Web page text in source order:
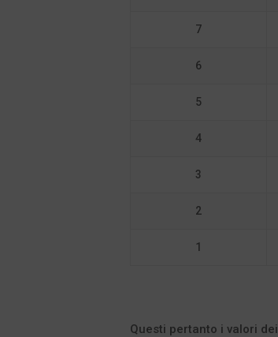
7
6
5
4
3
2
1
Questi pertanto i valori dei